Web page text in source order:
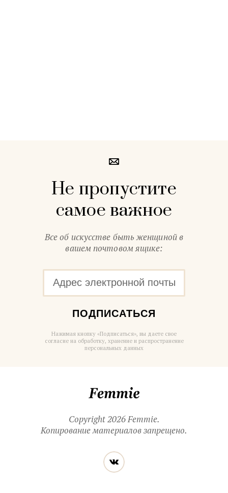
Не пропустите
самое важное
Все об искусстве быть женщиной в
вашем почтовом ящике:
ПОДПИСАТЬСЯ
Нажимая кнопку «Подписаться», вы даете свое
согласие на обработку, хранение и распространение
персональных данных
Copyright 2026 Femmie.
Копирование материалов запрещено.
Читайте
нас
в социальных